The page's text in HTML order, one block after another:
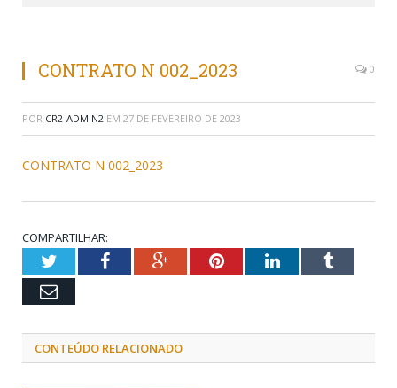
CONTRATO N 002_2023 0
POR CR2-ADMIN2 EM 27 DE FEVEREIRO DE 2023
CONTRATO N 002_2023
COMPARTILHAR:
TwitterFacebookGoogle+PinterestLinkedInTumblr
Email
CONTEÚDO RELACIONADO